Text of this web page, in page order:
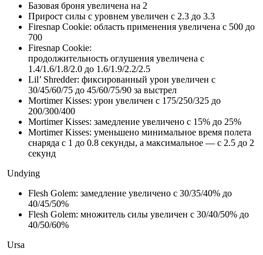
Базовая броня увеличена на 2
Прирост силы с уровнем увеличен с 2.3 до 3.3
Firesnap Cookie: область применения увеличена с 500 до
700
Firesnap Cookie:
продолжительность оглушения увеличена с
1.4/1.6/1.8/2.0 до 1.6/1.9/2.2/2.5
Lil’ Shredder: фиксированный урон увеличен с
30/45/60/75 до 45/60/75/90 за выстрел
Mortimer Kisses: урон увеличен с 175/250/325 до
200/300/400
Mortimer Kisses: замедление увеличено с 15% до 25%
Mortimer Kisses: уменьшено минимальное время полета
снаряда с 1 до 0.8 секунды, а максимальное — с 2.5 до 2
секунд
Undying
Flesh Golem: замедление увеличено с 30/35/40% до
40/45/50%
Flesh Golem: множитель силы увеличен с 30/40/50% до
40/50/60%
Ursa